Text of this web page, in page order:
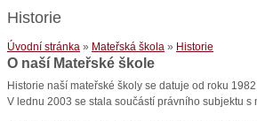
Historie
Úvodní stránka » Mateřská škola » Historie
O naší Mateřské škole
Historie naší mateřské školy se datuje od roku
V lednu 2003 se stala součástí právního subjektu s